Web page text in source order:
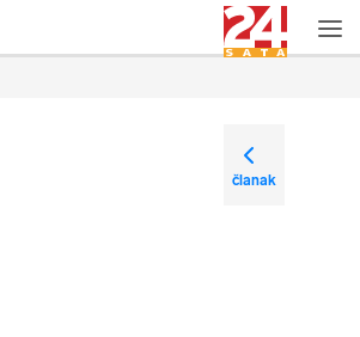
članak